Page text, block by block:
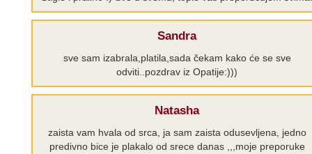
Sandra
sve sam izabrala,platila,sada čekam kako će se sve
odviti..pozdrav iz Opatije:)))
Natasha
zaista vam hvala od srca, ja sam zaista odusevljena, jedno
predivno bice je plakalo od srece danas ,,,moje preporuke